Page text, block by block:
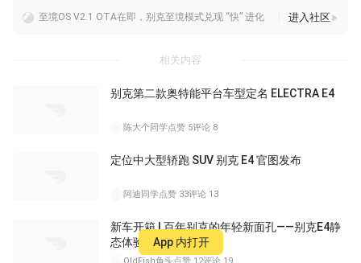
至境OS V2.1 OTA在即，别克至境模式兑现 “快” 进化
进入社区
相关内容
别克第二款奥特能平台车型定名 ELECTRA E4
陈大个同学点赞 5评论 8
定位中大型轿跑 SUV 别克 E4 官图发布
阿迪同学点赞 33评论 13
新车开箱 | 百年别克的年轻新面孔——别克E4静
态体验
App 内打开